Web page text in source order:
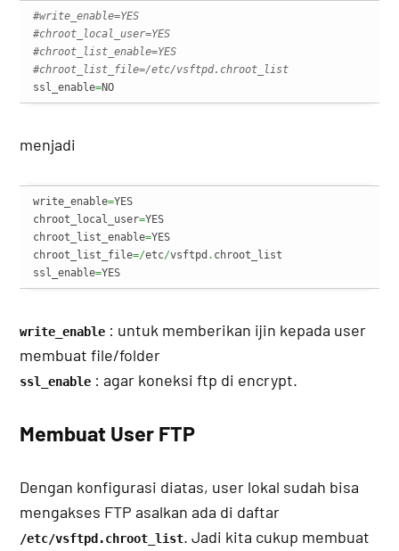
#write_enable=YES
#chroot_local_user=YES
#chroot_list_enable=YES
#chroot_list_file=/etc/vsftpd.chroot_list
ssl_enable=NO
menjadi
write_enable=YES
chroot_local_user=YES
chroot_list_enable=YES
chroot_list_file=/etc/vsftpd . chroot_list
ssl_enable=YES
write_enable : untuk memberikan ijin kepada user
membuat file/folder
ssl_enable : agar koneksi ftp di encrypt.
Membuat User FTP
Dengan konfigurasi diatas, user lokal sudah bisa
mengakses FTP asalkan ada di daftar
/etc/vsftpd.chroot_list. Jadi kita cukup membuat